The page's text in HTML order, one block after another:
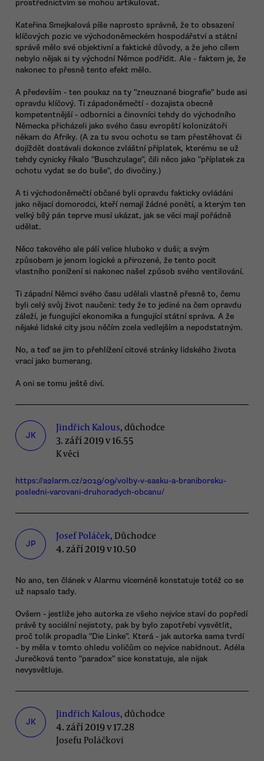
prostřednictvím se mohou artikulovat.
Kateřina Smejkalová píše naprosto správně, že to obsazení
klíčových pozic ve východoněmeckém hospodářství a státní
správě mělo své objektivní a faktické důvody, a že jeho cílem
nebylo nějak si ty východní Němce podřídit. Ale - faktem je, že
nakonec to přesně tento efekt mělo.
A především - ten poukaz na ty "zneuznané biografie" bude asi
opravdu klíčový. Ti západoněmečtí - dozajista obecně
kompetentnější - odborníci a činovníci tehdy do východního
Německa přicházeli jako svého času evropští kolonizátoři
někam do Afriky. (A za tu svou ochotu se tam přestěhovat či
dojíždět dostávali dokonce zvláštní příplatek, kterému se už
tehdy cynicky říkalo "Buschzulage", čili něco jako "příplatek za
ochotu vydat se do buše", do divočiny.)
A ti východoněmečtí občané byli opravdu fakticky ovládáni
jako nějací domorodci, kteří nemají žádné ponětí, a kterým ten
velký bílý pán teprve musí ukázat, jak se věci mají pořádně
udělat.
Něco takového ale pálí velice hluboko v duši; a svým
způsobem je jenom logické a přirozené, že tento pocit
vlastního ponížení si nakonec našel způsob svého ventilování.
Ti západní Němci svého času udělali vlastně přesně to, čemu
byli celý svůj život naučeni: tedy že to jediné na čem opravdu
záleží, je fungující ekonomika a fungující státní správa. A že
nějaké lidské city jsou něčím zcela vedlejším a nepodstatným.
No, a teď se jim to přehlížení citové stránky lidského života
vrací jako bumerang.
A oni se tomu ještě diví.
JK
Jindřich Kalous, důchodce
3. září 2019 v 16.55
K věci
https://a2larm.cz/2019/09/volby-v-sasku-a-braniborsku-
posledni-varovani-druhoradych-obcanu/
JP
Josef Poláček, Důchodce
4. září 2019 v 10.50
No ano, ten článek v Alarmu víceméně konstatuje totéž co se
už napsalo tady.
Ovšem - jestliže jeho autorka ze všeho nejvíce staví do popředí
právě ty sociální nejistoty, pak by bylo zapotřebí vysvětlit,
proč tolik propadla "Die Linke". Která - jak autorka sama tvrdí
- by měla v tomto ohledu voličům co nejvíce nabídnout. Adéla
Jurečková tento "paradox" sice konstatuje, ale nijak
nevysvětluje.
JK
Jindřich Kalous, důchodce
4. září 2019 v 17.28
Josefu Poláčkovi